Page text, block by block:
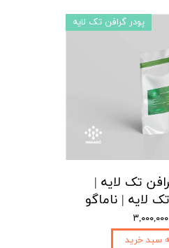
تک لایه |
لایه | ناماگو
سبد خرید
پودر گرافن تک لایه